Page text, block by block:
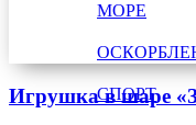
МОРЕ
СПОРТ
Игрушка в шаре